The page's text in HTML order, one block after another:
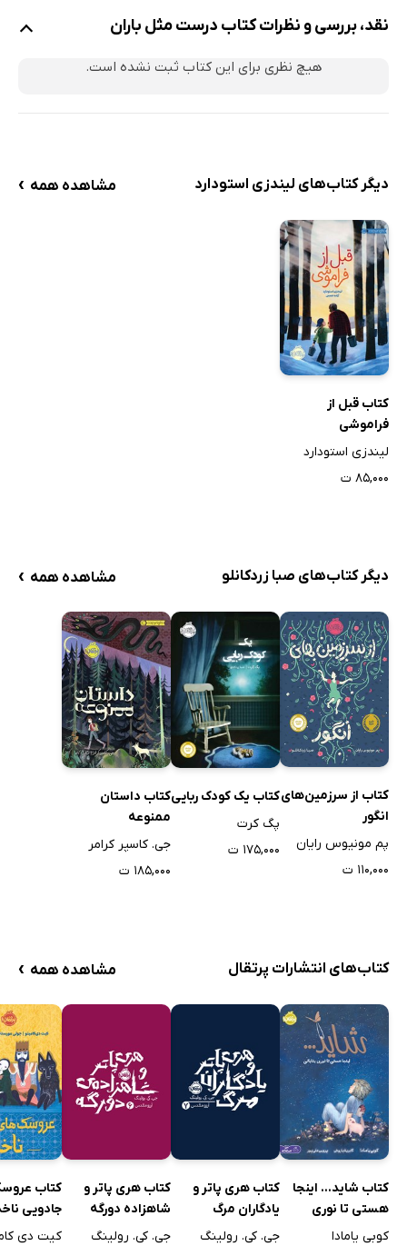
نقد، بررسی و نظرات کتاب درست مثل باران
هیچ نظری برای این کتاب ثبت نشده است.
دیگر کتاب‌های لیندزی استودارد مشاهده همه ›
کتاب قبل از
فراموشی
لیندزی استودارد
۸۵,۰۰۰ ت
دیگر کتاب‌های صبا زردکانلو مشاهده همه ›
کتاب از سرزمین‌های
انگور
پم مونیوس رایان
۱۱۰,۰۰۰ ت
کتاب یک کودک ربایی
پگ کرت
۱۷۵,۰۰۰ ت
کتاب داستان
ممنوعه
جی. کاسپر کرامر
۱۸۵,۰۰۰ ت
کتاب‌های انتشارات پرتقال مشاهده همه ›
کتاب شاید... اینجا
هستی تا نوری
بتابانی
کوبی یامادا
کتاب هری پاتر و
یادگاران مرگ
جی. کی. رولینگ
کتاب هری پاتر و
شاهزاده دورگه
جی. کی. رولینگ
کتاب
جادویی
کیت دی